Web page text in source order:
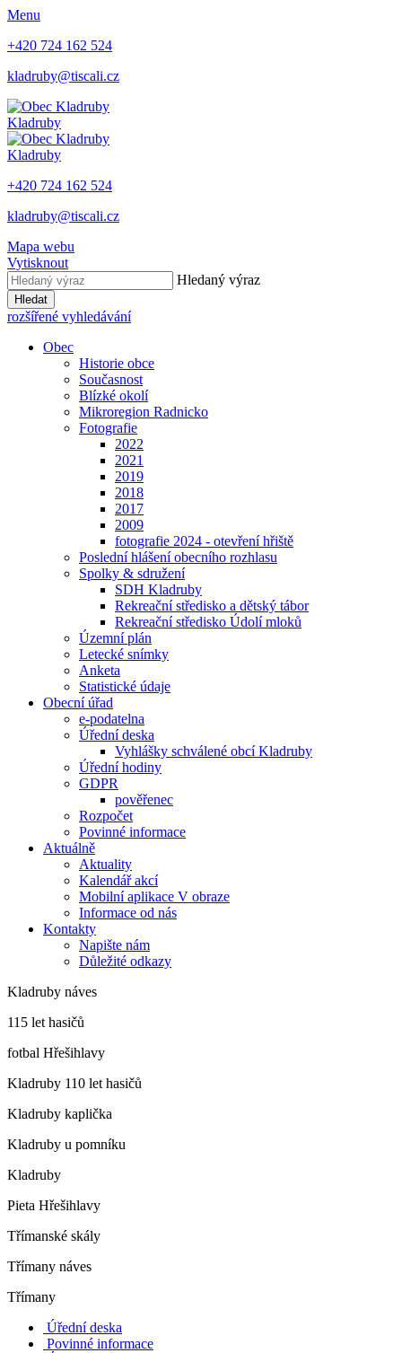
Menu
+420 724 162 524
kladruby@tiscali.cz
Kladruby
Kladruby
+420 724 162 524
kladruby@tiscali.cz
Mapa webu
Vytisknout
Hledaný výraz
Hledat
rozšířené vyhledávání
Obec
Historie obce
Současnost
Blízké okolí
Mikroregion Radnicko
Fotografie
2022
2021
2019
2018
2017
2009
fotografie 2024 - otevření hřiště
Poslední hlášení obecního rozhlasu
Spolky & sdružení
SDH Kladruby
Rekreační středisko a dětský tábor
Rekreační středisko Údolí mloků
Územní plán
Letecké snímky
Anketa
Statistické údaje
Obecní úřad
e-podatelna
Úřední deska
Vyhlášky schválené obcí Kladruby
Úřední hodiny
GDPR
pověřenec
Rozpočet
Povinné informace
Aktuálně
Aktuality
Kalendář akcí
Mobilní aplikace V obraze
Informace od nás
Kontakty
Napište nám
Důležité odkazy
Kladruby náves
115 let hasičů
fotbal Hřešihlavy
Kladruby 110 let hasičů
Kladruby kaplička
Kladruby u pomníku
Kladruby
Pieta Hřešihlavy
Třímanské skály
Třímany náves
Třímany
Úřední deska
Povinné informace